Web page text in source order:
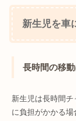
新生児を車
長時間の移
新生児は長時間
に負担がかかる場